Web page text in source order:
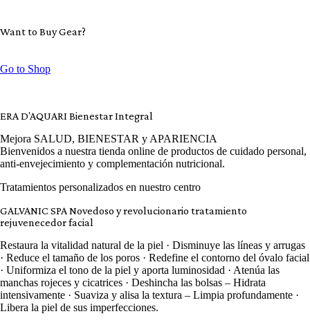
Want to Buy Gear?
Go to Shop
ERA D’AQUARI Bienestar Integral
Mejora SALUD, BIENESTAR y APARIENCIA
Bienvenidos a nuestra tienda online de productos de cuidado personal,
anti-envejecimiento y complementación nutricional.
Tratamientos personalizados en nuestro centro
GALVANIC SPA Novedoso y revolucionario tratamiento
rejuvenecedor facial
Restaura la vitalidad natural de la piel · Disminuye las líneas y arrugas
· Reduce el tamaño de los poros · Redefine el contorno del óvalo facial
· Uniformiza el tono de la piel y aporta luminosidad · Atenúa las
manchas rojeces y cicatrices · Deshincha las bolsas – Hidrata
intensivamente · Suaviza y alisa la textura – Limpia profundamente ·
Libera la piel de sus imperfecciones.